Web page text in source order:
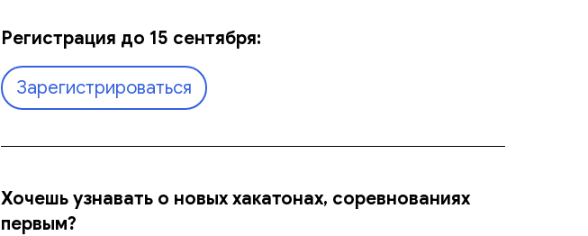
Регистрация до 15 сентября:
Зарегистрироваться
Хочешь узнавать о новых хакатонах, соревнованиях
первым?